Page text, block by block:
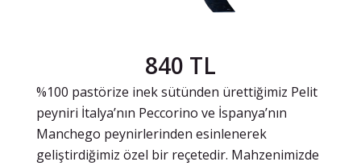
840 TL
%100 pastörize inek sütünden ürettiğimiz Pelit
peyniri İtalya’nın Peccorino ve İspanya’nın
Manchego peynirlerinden esinlenerek
geliştirdiğimiz özel bir reçetedir. Mahzenimizde